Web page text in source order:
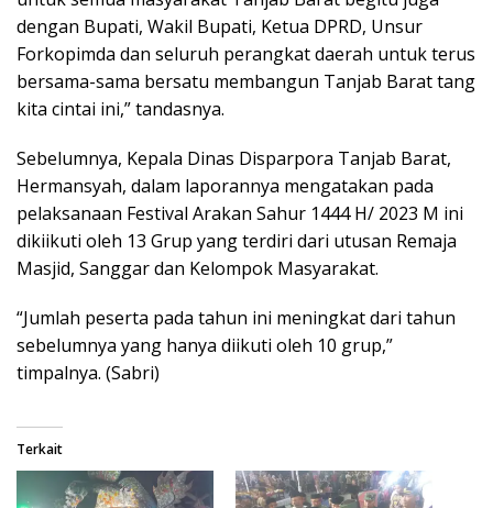
dengan Bupati, Wakil Bupati, Ketua DPRD, Unsur
Forkopimda dan seluruh perangkat daerah untuk terus
bersama-sama bersatu membangun Tanjab Barat tang
kita cintai ini,” tandasnya.
Sebelumnya, Kepala Dinas Disparpora Tanjab Barat,
Hermansyah, dalam laporannya mengatakan pada
pelaksanaan Festival Arakan Sahur 1444 H/ 2023 M ini
dikiikuti oleh 13 Grup yang terdiri dari utusan Remaja
Masjid, Sanggar dan Kelompok Masyarakat.
“Jumlah peserta pada tahun ini meningkat dari tahun
sebelumnya yang hanya diikuti oleh 10 grup,”
timpalnya. (Sabri)
Terkait